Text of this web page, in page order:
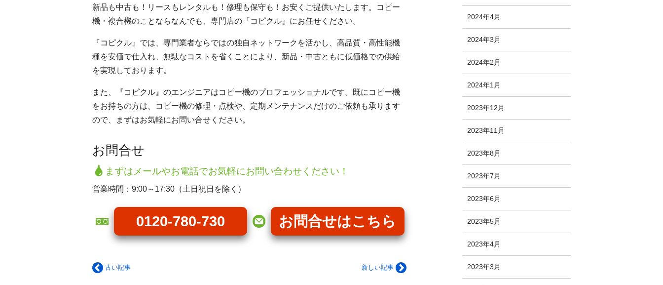
新品も中古も！リースもレンタルも！修理も保守も！お安くご提供いたします。コピー
機・複合機のことならなんでも、専門店の『コピクル』にお任せください。
『コピクル』では、専門業者ならではの独自ネットワークを活かし、高品質・高性能機
種を安価で仕入れ、無駄なコストを省くことにより、新品・中古ともに低価格での供給
を実現しております。
また、『コピクル』のエンジニアはコピー機のプロフェッショナルです。既にコピー機
をお持ちの方は、コピー機の修理・点検や、定期メンテナンスだけのご依頼も承ります
ので、まずはお気軽にお問い合せください。
お問合せ
まずはメールやお電話でお気軽にお問い合わせください！
営業時間：9:00～17:30（土日祝日を除く）
0120-780-730 お問合せはこちら
古い記事 新しい記事
2024年4月
2024年3月
2024年2月
2024年1月
2023年12月
2023年11月
2023年8月
2023年7月
2023年6月
2023年5月
2023年4月
2023年3月